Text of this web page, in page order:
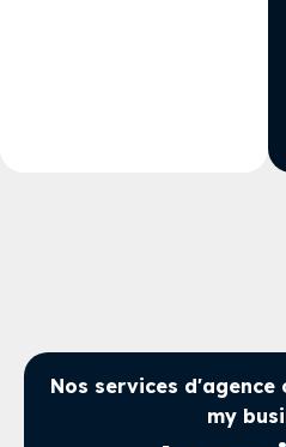
Nos services
my